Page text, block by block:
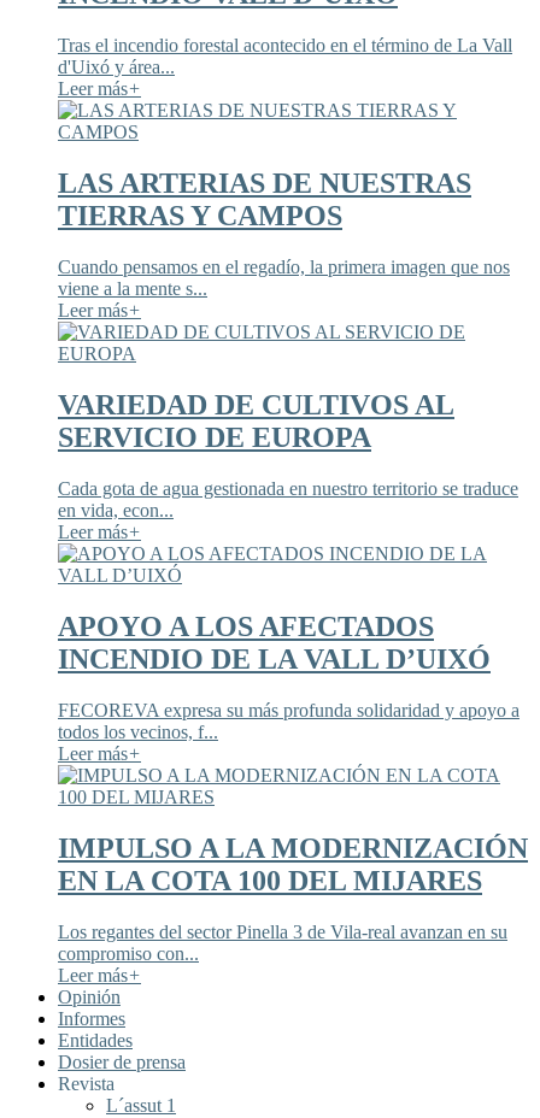
Tras el incendio forestal acontecido en el término de La Vall
d'Uixó y área...
Leer más+
LAS ARTERIAS DE NUESTRAS
TIERRAS Y CAMPOS
Cuando pensamos en el regadío, la primera imagen que nos
viene a la mente s...
Leer más+
VARIEDAD DE CULTIVOS AL
SERVICIO DE EUROPA
Cada gota de agua gestionada en nuestro territorio se traduce
en vida, econ...
Leer más+
APOYO A LOS AFECTADOS
INCENDIO DE LA VALL D’UIXÓ
FECOREVA expresa su más profunda solidaridad y apoyo a
todos los vecinos, f...
Leer más+
IMPULSO A LA MODERNIZACIÓN
EN LA COTA 100 DEL MIJARES
Los regantes del sector Pinella 3 de Vila-real avanzan en su
compromiso con...
Leer más+
Opinión
Informes
Entidades
Dosier de prensa
Revista
L´assut 1